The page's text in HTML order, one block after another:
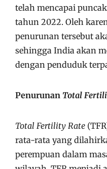
telah mencapai
tahun 2022. Oleh
penurunan tersebut
sehingga India akan
dengan penduduk
Penurunan Total
Total Fertility Rate
rata-rata yang
perempuan dalam